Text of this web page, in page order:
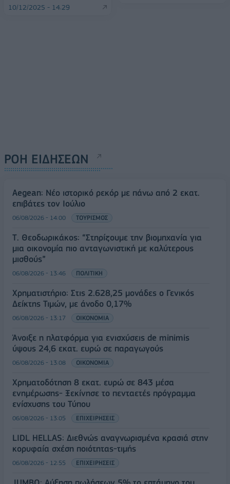
10/12/2025 - 14:29
ΡΟΗ ΕΙΔΗΣΕΩΝ
Aegean: Νέο ιστορικό ρεκόρ με πάνω από 2 εκατ.
επιβάτες τον Ιούλιο
06/08/2026 - 14:00 ΤΟΥΡΙΣΜΟΣ
Τ. Θεοδωρικάκος: “Στηρίζουμε την βιομηχανία για
μια οικονομία πιο ανταγωνιστική με καλύτερους
μισθούς”
06/08/2026 - 13:46 ΠΟΛΙΤΙΚΗ
Χρηματιστήριο: Στις 2.628,25 μονάδες ο Γενικός
Δείκτης Τιμών, με άνοδο 0,17%
06/08/2026 - 13:17 ΟΙΚΟΝΟΜΙΑ
Άνοιξε η πλατφόρμα για ενισχύσεις de minimis
ύψους 24,6 εκατ. ευρώ σε παραγωγούς
06/08/2026 - 13:08 ΟΙΚΟΝΟΜΙΑ
Χρηματοδότηση 8 εκατ. ευρώ σε 843 μέσα
ενημέρωσης- Ξεκίνησε το πενταετές πρόγραμμα
ενίσχυσης του Τύπου
06/08/2026 - 13:05 ΕΠΙΧΕΙΡΗΣΕΙΣ
LIDL HELLAS: Διεθνώς αναγνωρισμένα κρασιά στην
κορυφαία σχέση ποιότητας-τιμής
06/08/2026 - 12:55 ΕΠΙΧΕΙΡΗΣΕΙΣ